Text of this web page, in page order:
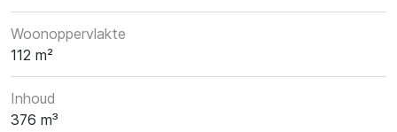
Woonoppervlakte
112 m²
Inhoud
376 m³